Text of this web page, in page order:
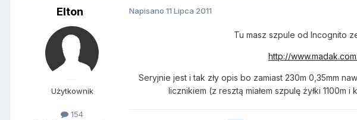
Elton
Użytkownik
154
Napisano 11 Lipca 2011
Tu masz szpule od Incognito
http://
Seryjnie jest i tak zły opis bo zamiast 230m 0,35mm
licznikiem (z resztą miałem szpulę źyłki 1100m